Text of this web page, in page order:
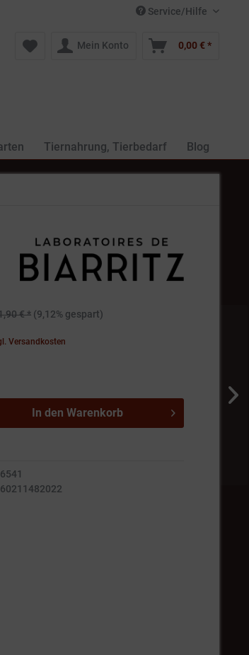
Service/Hilfe
Mein Konto 0,00 € *
Tiernahrung, Tierbedarf Blog
€ * (9,12% gespart)
Versandkosten
In den Warenkorb